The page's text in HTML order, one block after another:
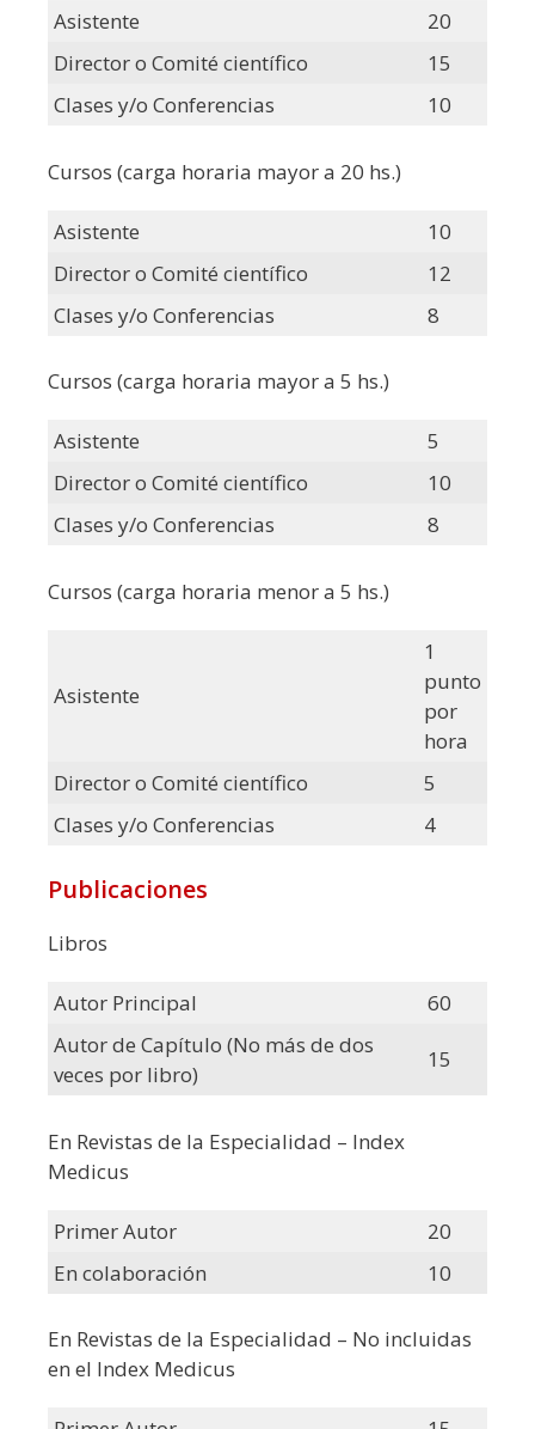
Asistente
20
Director o Comité científico
15
Clases y/o Conferencias
10
Cursos (carga horaria mayor a 20 hs.)
Asistente
10
Director o Comité científico
12
Clases y/o Conferencias
8
Cursos (carga horaria mayor a 5 hs.)
Asistente
5
Director o Comité científico
10
Clases y/o Conferencias
8
Cursos (carga horaria menor a 5 hs.)
Asistente
1
punto
por
hora
Director o Comité científico
5
Clases y/o Conferencias
4
Publicaciones
Libros
Autor Principal
60
Autor de Capítulo (No más de dos
veces por libro)
15
En Revistas de la Especialidad – Index
Medicus
Primer Autor
20
En colaboración
10
En Revistas de la Especialidad – No incluidas
en el Index Medicus